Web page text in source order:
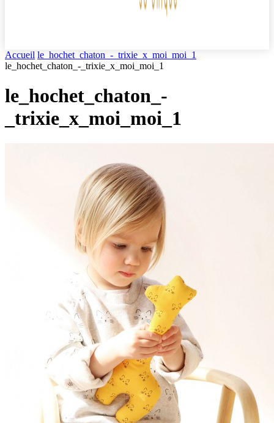
Accueil le_hochet_chaton_-_trixie_x_moi_moi_1
le_hochet_chaton_-_trixie_x_moi_moi_1
le_hochet_chaton_-
_trixie_x_moi_moi_1